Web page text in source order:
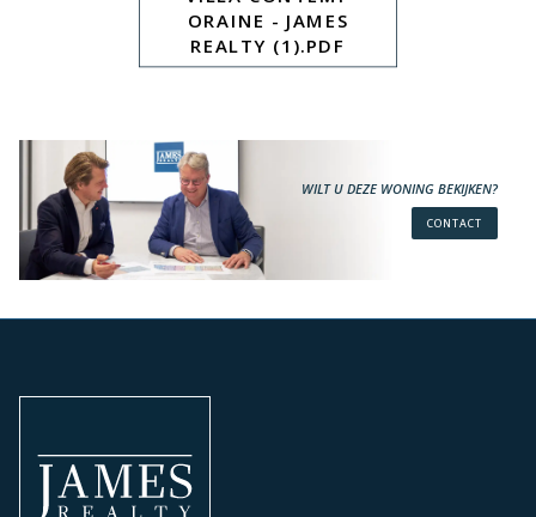
ORAINE - JAMES
REALTY (1).PDF
WILT U DEZE WONING BEKIJKEN?
CONTACT